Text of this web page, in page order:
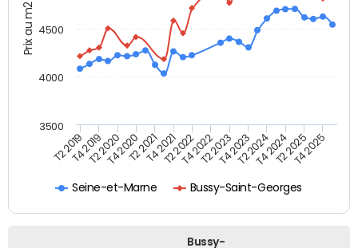
Prix au m2
Seine-et-Marne Bussy-Saint-Georges
T2 2019T4 2019T2 2020T4 2020T2 2021T4 2021T2 2022T4 2022T2 2023T4 2023T2 2024T4 2024T2 2025T4 2025
4000
4500
3500
Bussy-